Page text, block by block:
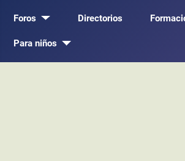
Foros Directorios
Para niños